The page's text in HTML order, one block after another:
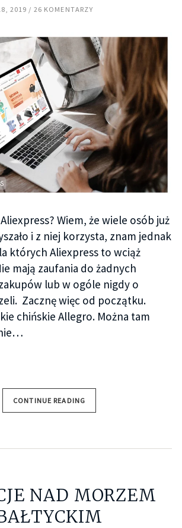
2019
26 KOMENTARZY
Wiem, że wiele osób już
i z niej korzysta, znam jednak
których Aliexpress to wciąż
mają zaufania do żadnych
lub w ogóle nigdy o
Zacznę więc od początku.
chińskie Allegro. Można tam
CONTINUE READING
NAD MORZEM